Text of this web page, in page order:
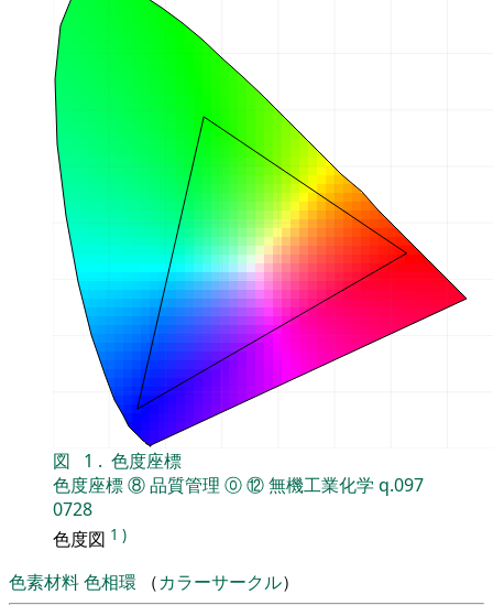
図 1 . 色度座標
色度座標⑧品質管理 ⓪⑫無機工業化学 q.097
0728
色度図 1 )
色素材料色相環 （カラーサークル）